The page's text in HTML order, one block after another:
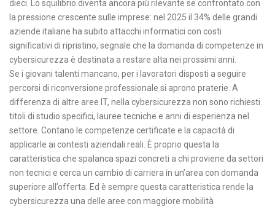
dieci. Lo squilibrio diventa ancora più rilevante se confrontato con
la pressione crescente sulle imprese: nel 2025 il 34% delle grandi
aziende italiane ha subito attacchi informatici con costi
significativi di ripristino, segnale che la domanda di competenze in
cybersicurezza è destinata a restare alta nei prossimi anni.
Se i giovani talenti mancano, per i lavoratori disposti a seguire
percorsi di riconversione professionale si aprono praterie. A
differenza di altre aree IT, nella cybersicurezza non sono richiesti
titoli di studio specifici, lauree tecniche e anni di esperienza nel
settore. Contano le competenze certificate e la capacità di
applicarle ai contesti aziendali reali. È proprio questa la
caratteristica che spalanca spazi concreti a chi proviene da settori
non tecnici e cerca un cambio di carriera in un’area con domanda
superiore all’offerta. Ed è sempre questa caratteristica rende la
cybersicurezza una delle aree con maggiore mobilità